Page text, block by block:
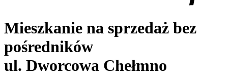
Mieszkanie na sprzedaż bez
pośredników
ul. Dworcowa Chełmno